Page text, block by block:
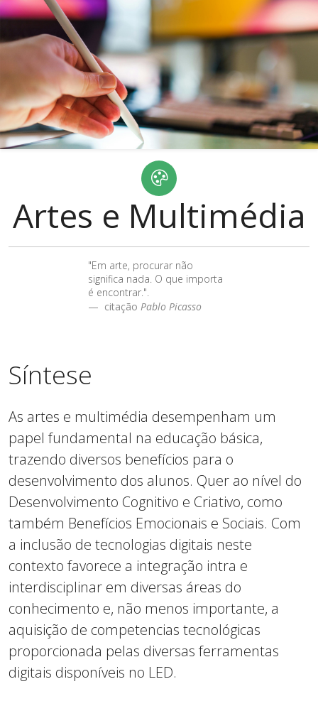
Artes e Multimédia
"Em arte, procurar não
significa nada. O que importa
é encontrar.".
citação Pablo Picasso
Síntese
As artes e multimédia desempenham um
papel fundamental na educação básica,
trazendo diversos benefícios para o
desenvolvimento dos alunos. Quer ao nível do
Desenvolvimento Cognitivo e Criativo, como
também Benefícios Emocionais e Sociais. Com
a inclusão de tecnologias digitais neste
contexto favorece a integração intra e
interdisciplinar em diversas áreas do
conhecimento e, não menos importante, a
aquisição de competencias tecnológicas
proporcionada pelas diversas ferramentas
digitais disponíveis no LED.